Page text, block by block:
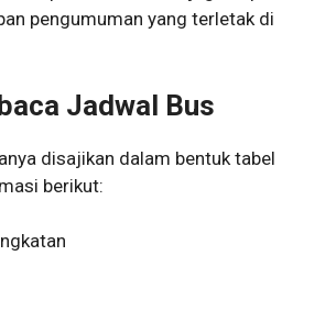
pengumuman yang terletak di
Jadwal Bus
disajikan dalam bentuk tabel
berikut: